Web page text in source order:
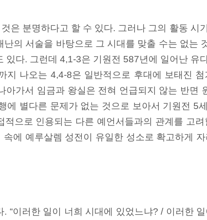
은 분명하다고 할 수 있다. 그러나 그의 활동 시
의 서술을 바탕으로 그 시대를 맞출 수는 없는
다. 그런데 4,1-3은 기원전 587년에 일어난 유
나오는 4,4-8은 일반적으로 후대에 보태진
가서 임금과 왕실은 전혀 언급되지 않는 반면
별다른 문제가 없는 것으로 보아서 기원전 5
으로 인용되는 다른 예언서들과의 관계를 고
에 예루살렘 성전이 유일한 성소로 확고하게
“이러한 일이 너희 시대에 있었느냐? / 이러한